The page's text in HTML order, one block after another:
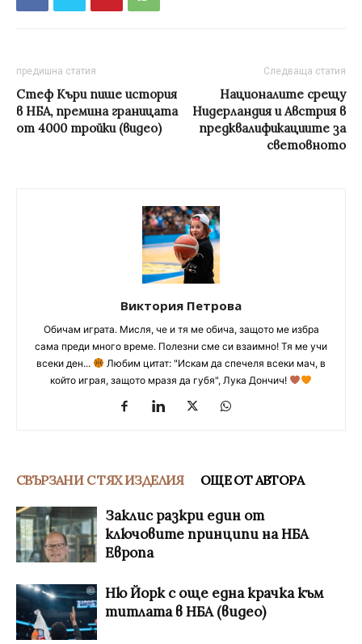
предишна статия
Стеф Къри пише история
в НБА, премина границата
от 4000 тройки (видео)
Следваща статия
Националите срещу
Нидерландия и Австрия в
предквалификациите за
световното
Виктория Петрова
Обичам играта. Мисля, че и тя ме обича, защото ме избра
сама преди много време. Полезни сме си взаимно! Тя ме учи
всеки ден...
Любим цитат: "Искам да спечеля всеки мач, в
който играя, защото мразя да губя", Лука Дончич!
СВЪРЗАНИ С ТЯХ ИЗДЕЛИЯ ОЩЕ ОТ АВТОРА
Заклис разкри един от
ключовите принципи на НБА
Европа
Ню Йорк с още една крачка към
титлата в НБА (видео)